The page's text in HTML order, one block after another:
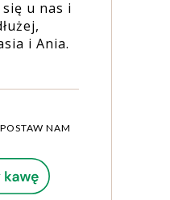
u nas i
i Ania.
NAM